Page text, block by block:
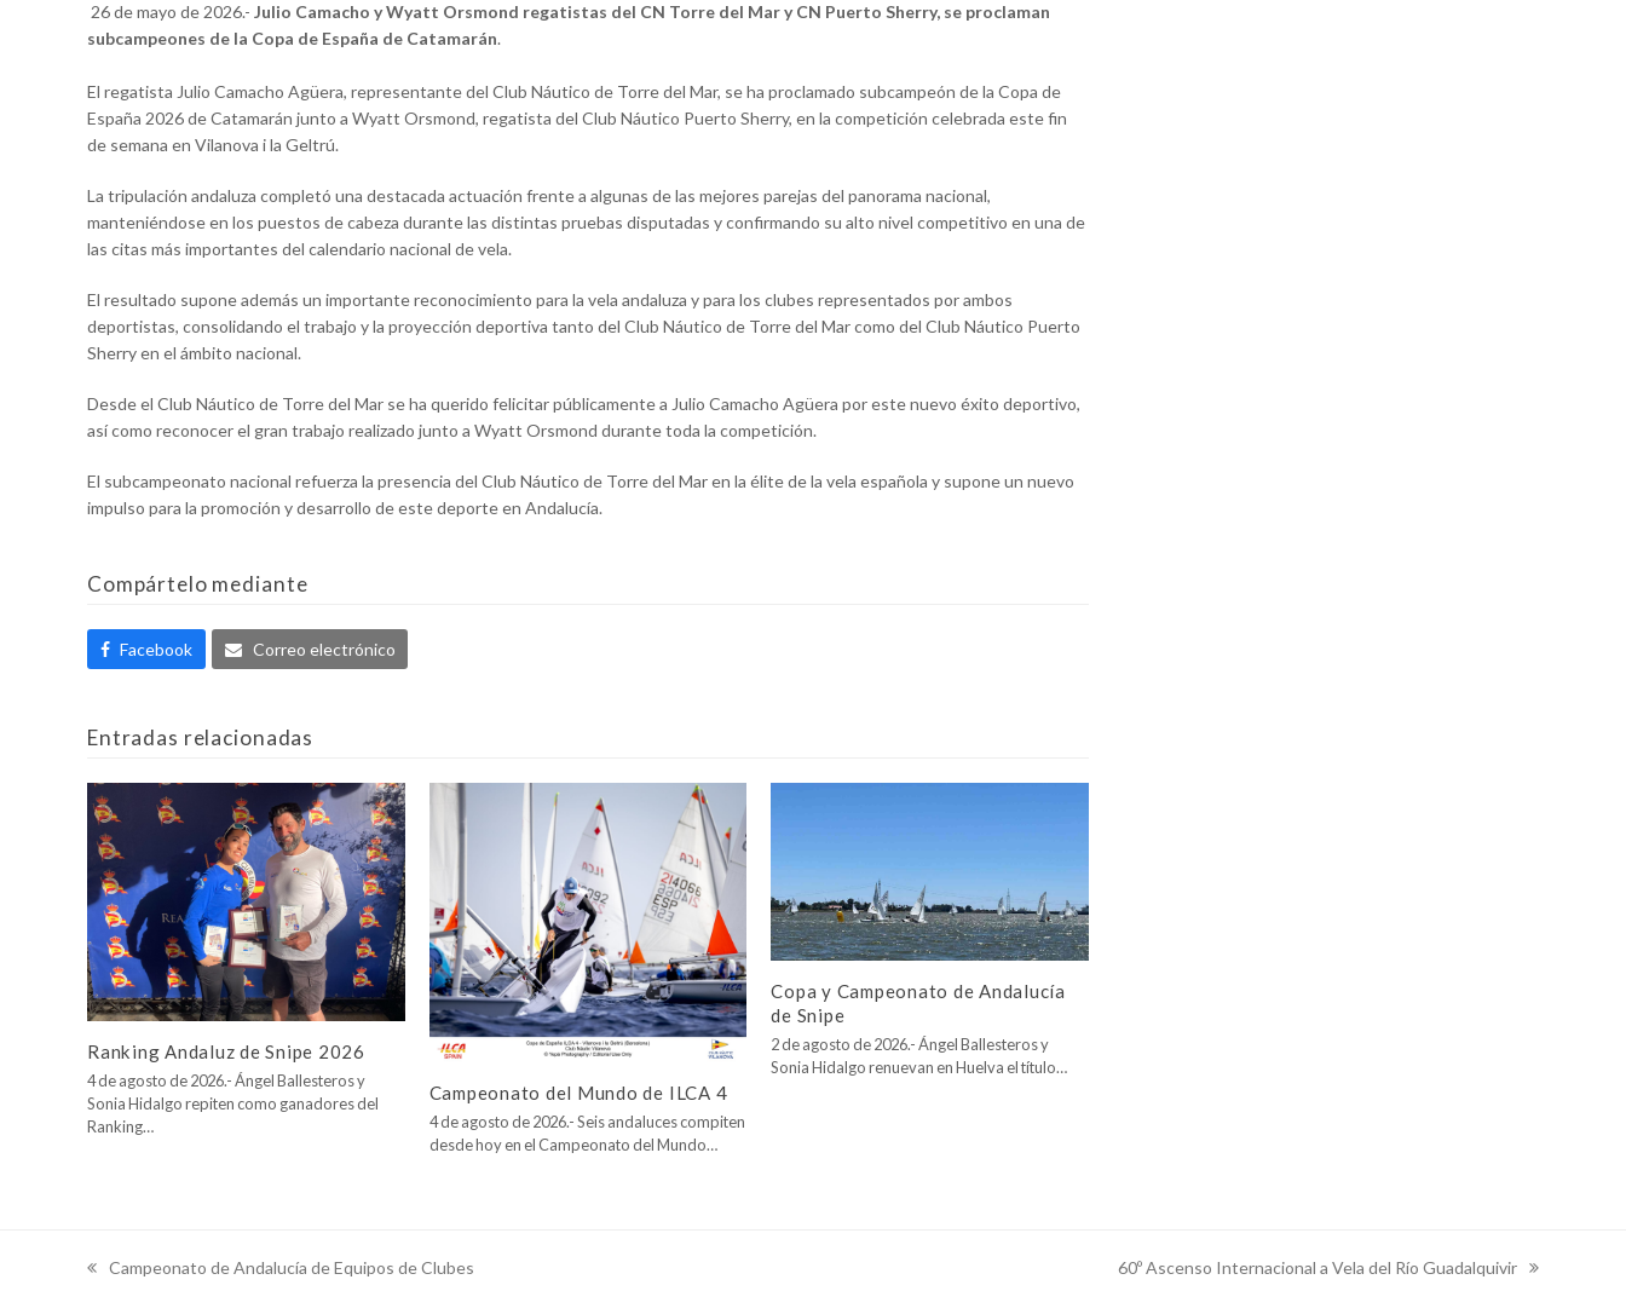
26 de mayo de 2026.- Julio Camacho y Wyatt Orsmond regatistas del CN Torre del Mar y CN Puerto Sherry, se proclaman
subcampeones de la Copa de España de Catamarán.
El regatista Julio Camacho Agüera, representante del Club Náutico de Torre del Mar, se ha proclamado subcampeón de la Copa de
España 2026 de Catamarán junto a Wyatt Orsmond, regatista del Club Náutico Puerto Sherry, en la competición celebrada este fin
de semana en Vilanova i la Geltrú.
La tripulación andaluza completó una destacada actuación frente a algunas de las mejores parejas del panorama nacional,
manteniéndose en los puestos de cabeza durante las distintas pruebas disputadas y confirmando su alto nivel competitivo en una de
las citas más importantes del calendario nacional de vela.
El resultado supone además un importante reconocimiento para la vela andaluza y para los clubes representados por ambos
deportistas, consolidando el trabajo y la proyección deportiva tanto del Club Náutico de Torre del Mar como del Club Náutico Puerto
Sherry en el ámbito nacional.
Desde el Club Náutico de Torre del Mar se ha querido felicitar públicamente a Julio Camacho Agüera por este nuevo éxito deportivo,
así como reconocer el gran trabajo realizado junto a Wyatt Orsmond durante toda la competición.
El subcampeonato nacional refuerza la presencia del Club Náutico de Torre del Mar en la élite de la vela española y supone un nuevo
impulso para la promoción y desarrollo de este deporte en Andalucía.
Compártelo mediante
Facebook Correo electrónico
Entradas relacionadas
Ranking Andaluz de Snipe 2026
4 de agosto de 2026.- Ángel Ballesteros y
Sonia Hidalgo repiten como ganadores del
Ranking…
Campeonato del Mundo de ILCA 4
4 de agosto de 2026.- Seis andaluces compiten
desde hoy en el Campeonato del Mundo…
Copa y Campeonato de Andalucía
de Snipe
2 de agosto de 2026.- Ángel Ballesteros y
Sonia Hidalgo renuevan en Huelva el título…
previous
Campeonato de Andalucía de Equipos de Clubes
next
60º Ascenso Internacional a Vela del Río Guadalquivir